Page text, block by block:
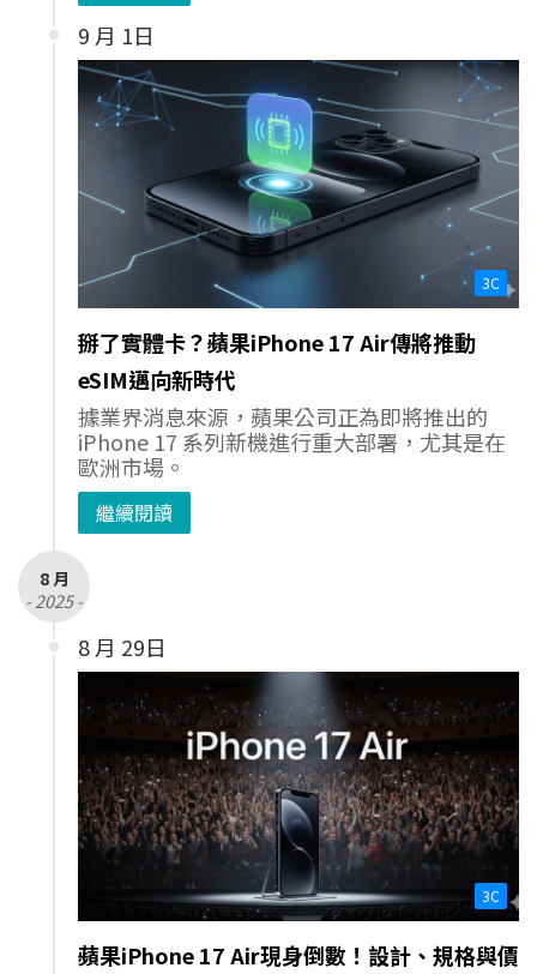
9 月 1日
3C
掰了實體卡？蘋果iPhone 17 Air傳將推動
eSIM邁向新時代
據業界消息來源，蘋果公司正為即將推出的
iPhone 17 系列新機進行重大部署，尤其是在
歐洲市場。
繼續閱讀
8 月
- 2025 -
8 月 29日
3C
蘋果iPhone 17 Air現身倒數！設計、規格與價